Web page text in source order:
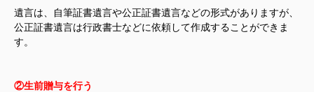
遺言は、自筆証書遺言や公正証書遺言などの形式がありますが、
公正証書遺言は行政書士などに依頼して作成することができま
す。
②生前贈与を行う